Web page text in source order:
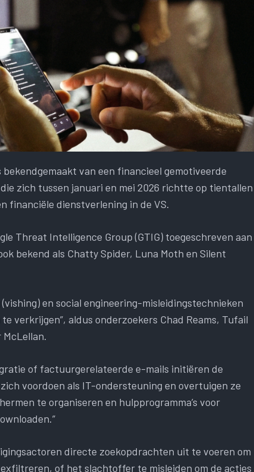
van een financieel gemotiveerde
zich tussen januari en mei 2026 richtte op tientallen
financiële dienstverlening in de VS.
Threat Intelligence Group (GTIG) toegeschreven aan
bekend als Chatty Spider, Luna Moth en Silent
en social engineering-misleidingstechnieken
verkrijgen”, aldus onderzoekers Chad Reams, Tufail
of factuurgerelateerde e-mails initiëren de
voordoen als IT-ondersteuning en overtuigen ze
te organiseren en hulpprogramma’s voor
directe zoekopdrachten uit te voeren om
of het slachtoffer te misleiden om de acties